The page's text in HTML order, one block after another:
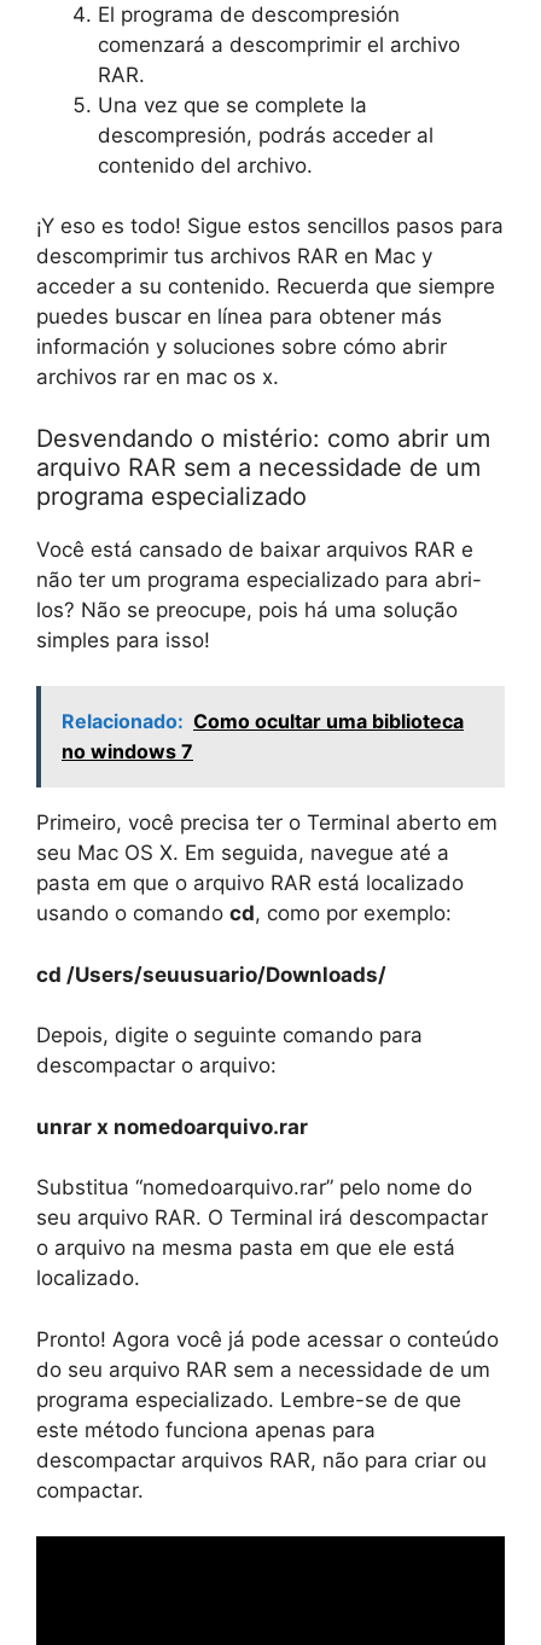
El programa de descompresión
comenzará a descomprimir el archivo
RAR.
Una vez que se complete la
descompresión, podrás acceder al
contenido del archivo.
¡Y eso es todo! Sigue estos sencillos pasos para
descomprimir tus archivos RAR en Mac y
acceder a su contenido. Recuerda que siempre
puedes buscar en línea para obtener más
información y soluciones sobre cómo abrir
archivos rar en mac os x.
Desvendando o mistério: como abrir um
arquivo RAR sem a necessidade de um
programa especializado
Você está cansado de baixar arquivos RAR e
não ter um programa especializado para abri-
los? Não se preocupe, pois há uma solução
simples para isso!
Relacionado: Como ocultar uma biblioteca
no windows 7
Primeiro, você precisa ter o Terminal aberto em
seu Mac OS X. Em seguida, navegue até a
pasta em que o arquivo RAR está localizado
usando o comando cd, como por exemplo:
cd /Users/seuusuario/Downloads/
Depois, digite o seguinte comando para
descompactar o arquivo:
unrar x nomedoarquivo.rar
Substitua “nomedoarquivo.rar” pelo nome do
seu arquivo RAR. O Terminal irá descompactar
o arquivo na mesma pasta em que ele está
localizado.
Pronto! Agora você já pode acessar o conteúdo
do seu arquivo RAR sem a necessidade de um
programa especializado. Lembre-se de que
este método funciona apenas para
descompactar arquivos RAR, não para criar ou
compactar.